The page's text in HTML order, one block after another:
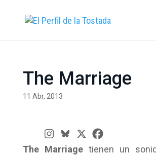
The Marriage
11 Abr, 2013
The Marriagetienen un